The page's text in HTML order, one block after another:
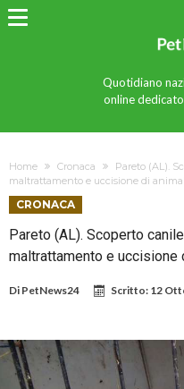
Quotidiano
online
Home Cronaca
Pareto (AL).
maltrattamento e uccisione di
CRONACA
Pareto (AL). Scoperto
maltrattamento e uccisione
Di PetNews24 Scritto: 12